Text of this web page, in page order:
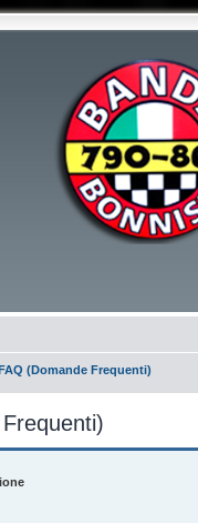
(Domande Frequenti)